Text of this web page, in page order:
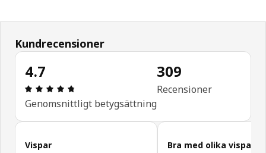
Kundrecensioner
4.7
Recension: 4.7 utav 5 stjärnor. Totalt antal
Genomsnittligt betygsättning
309
Recensioner
Hoppa över
Vispar
Bra med olika vispar